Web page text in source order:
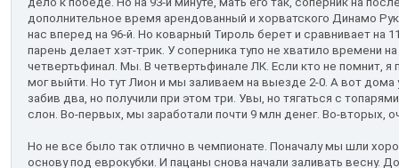
дополнительное время арендованный и хорватского Динамо
нас вперед на 96-й. Но коварный Тироль берет и сравнивает на
парень делает хэт-трик. У соперника тупо не хватило времени
четвертьфинал. Мы. В четвертьфинале ЛК. Если кто не помнит,
мог выйти. Но тут Лион и мы заливаем на выезде 2-0. А вот дома
забив два, но получили при этом три. Увы, но тягаться с
слон. Во-первых, мы заработали почти 9 млн денег. Во-вторых,
Но не все было так отлично в чемпионате. Поначалу мы шли
основу под еврокубки. И пацаны снова начали заливать весну.